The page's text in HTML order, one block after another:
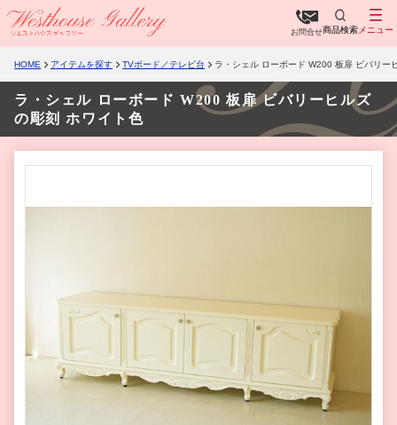
お問合せ商品検索 メニュー
HOME アイテムを探す TVボード／テレビ台 ラ・シェル ローボード W200 板扉 ビバリー
ラ・シェル ローボード W200 板扉 ビバリーヒルズ
の彫刻 ホワイト色